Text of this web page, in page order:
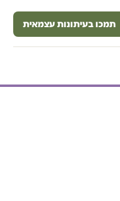
תמכו בעיתונות עצמאית